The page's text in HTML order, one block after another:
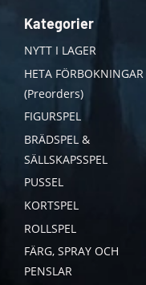
Kategorier
NYTT I LAGER
HETA FÖRBOKNINGAR
(Preorders)
FIGURSPEL
BRÄDSPEL &
SÄLLSKAPSSPEL
PUSSEL
KORTSPEL
ROLLSPEL
FÄRG, SPRAY OCH
PENSLAR